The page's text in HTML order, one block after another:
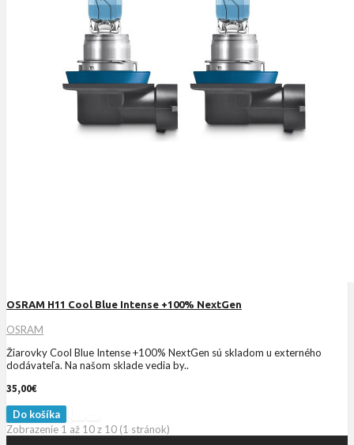
OSRAM H11 Cool Blue Intense +100% NextGen
OSRAM
Žiarovky Cool Blue Intense +100% NextGen sú skladom u externého
dodávateľa. Na našom sklade vedia by..
35,00€
Do košíka
Zobrazenie 1 až 10 z 10 (1 stránok)